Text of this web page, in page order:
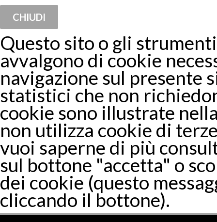
CHIUDI
Questo sito o gli
avvalgono di cookie
navigazione sul presente
statistici che non
cookie sono illustrate
non utilizza cookie di
vuoi saperne di più
sul bottone "accetta" o
dei cookie (questo
cliccando il bottone).